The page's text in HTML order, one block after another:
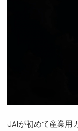
JAIが初めて産業用